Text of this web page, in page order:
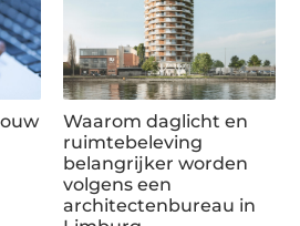
Waarom daglicht en
ruimtebeleving
belangrijker worden
volgens een
architectenbureau in